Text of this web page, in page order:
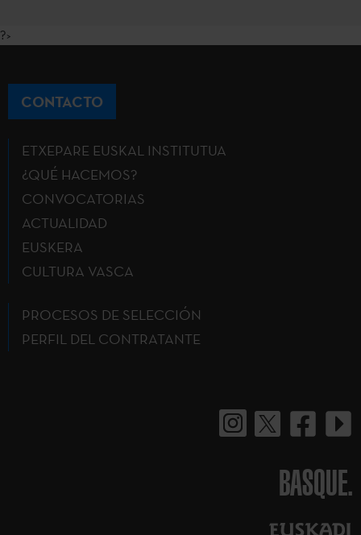
?>
CONTACTO
ETXEPARE EUSKAL INSTITUTUA
¿QUÉ HACEMOS?
CONVOCATORIAS
ACTUALIDAD
EUSKERA
CULTURA VASCA
PROCESOS DE SELECCIÓN
PERFIL DEL CONTRATANTE
BASQUE.